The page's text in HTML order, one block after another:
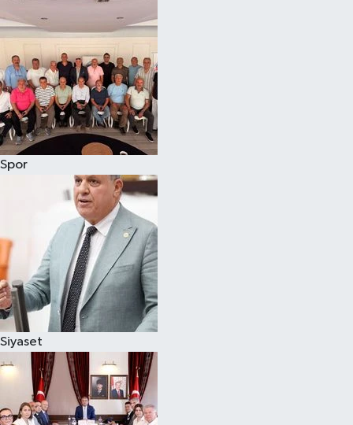
Spor
Siyaset
Magazin
Özel
Resmi İlanlar
Sağlık
Siyaset
Spor
Yaşam
Yerel Yönetimler
Yurttan